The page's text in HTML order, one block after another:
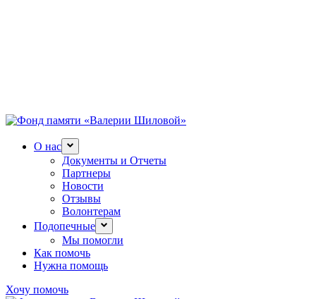
О нас
Документы и Отчеты
Партнеры
Новости
Отзывы
Волонтерам
Подопечные
Мы помогли
Как помочь
Нужна помощь
Хочу помочь